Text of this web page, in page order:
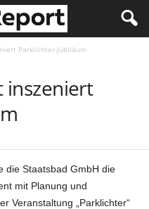
Parklichter-Jubiläum
inszeniert
die Staatsbad GmbH die
mit Planung und
Veranstaltung „Parklichter“